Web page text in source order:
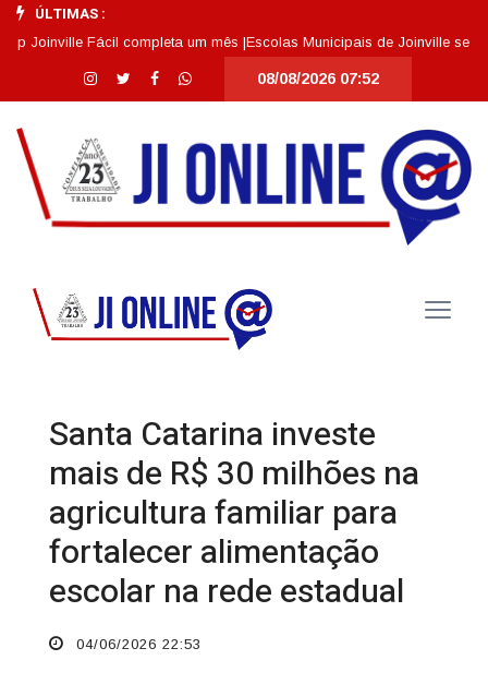
ÚLTIMAS :
Fácil completa um mês |Escolas Municipais de Joinville se
08/08/2026 07:52
Santa Catarina investe
mais de R$ 30 milhões na
agricultura familiar para
fortalecer alimentação
escolar na rede estadual
04/06/2026 22:53